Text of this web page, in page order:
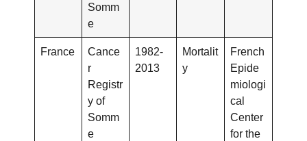
Somm
e
France
Cance
r
Registr
y of
Somm
e
1982-
2013
Mortalit
y
French
Epide
miologi
cal
Center
for the